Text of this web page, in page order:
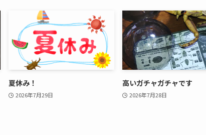
夏休み！
2026年7月29日
高いガチャガチャです
2026年7月28日